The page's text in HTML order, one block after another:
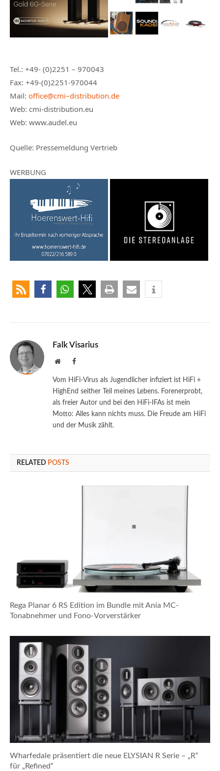
Tel.: +49- (0)2251 – 970043
Fax: +49-(0)2251-970044
Mail: office@cmi–distribution.de
Web: cmi-distribution.eu
Web: www.audel.eu
Quelle: Pressemeldung Vertrieb
WERBUNG
Falk Visarius
WebsiteFacebook
Vom HiFi-Virus als Jugendlicher infiziert ist HiFi +
HighEnd seither Teil meines Lebens. Forenerprobt,
als freier Autor und bei den HiFi-IFAs ist mein
Motto: Alles kann nichts muss. Die Freude am HiFi
und der Musik zählt.
RELATED POSTS
Rega Planar 6 RS Edition im Bundle mit Ania MC-
Tonabnehmer und Fono-Vorverstärker
Wharfedale präsentiert die neue ELYSIAN R Serie – „R“
für „Refined“